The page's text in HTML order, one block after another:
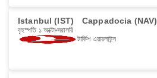
Istanbul (IST) Cappadocia (NAV)
বৃহস্পতি ১ অক্টো সরাসরি
টার্কিশ এয়ারলাইন্স